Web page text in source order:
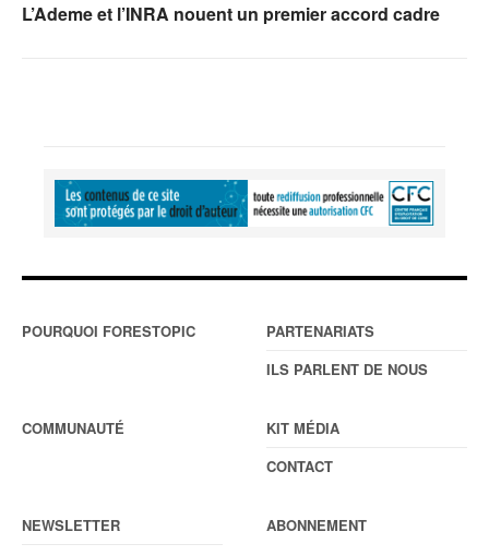
L’Ademe et l’INRA nouent un premier accord cadre
POURQUOI FORESTOPIC
PARTENARIATS
ILS PARLENT DE NOUS
COMMUNAUTÉ
KIT MÉDIA
CONTACT
NEWSLETTER
ABONNEMENT